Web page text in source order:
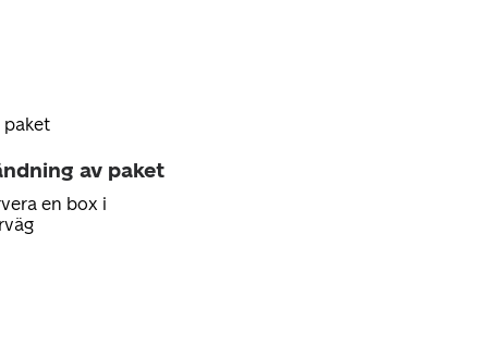
paket
av paket
en box i